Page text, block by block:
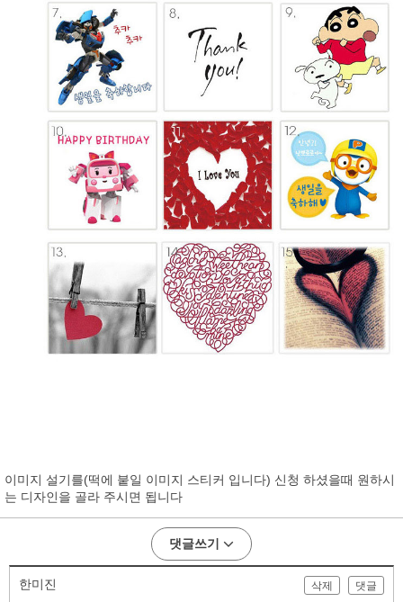
이미지 설기를(떡에 붙일 이미지 스티커 입니다) 신청 하셨을때 원하시
는 디자인을 골라 주시면 됩니다
댓글쓰기
한미진 삭제 댓글